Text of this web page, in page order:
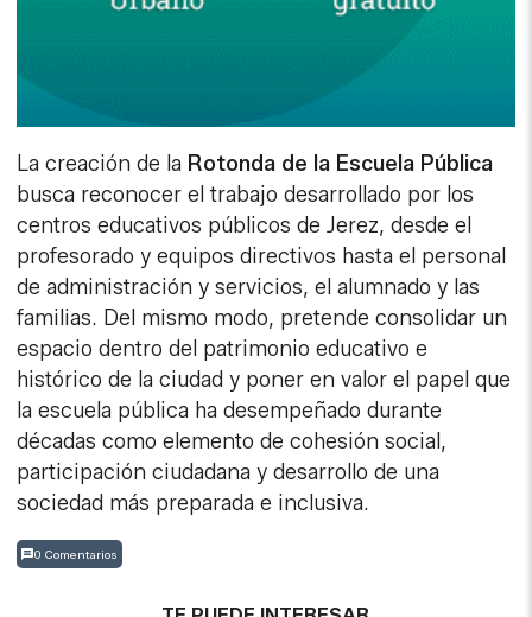
La creación de la Rotonda de la Escuela Pública
busca reconocer el trabajo desarrollado por los
centros educativos públicos de Jerez, desde el
profesorado y equipos directivos hasta el personal
de administración y servicios, el alumnado y las
familias. Del mismo modo, pretende consolidar un
espacio dentro del patrimonio educativo e
histórico de la ciudad y poner en valor el papel que
la escuela pública ha desempeñado durante
décadas como elemento de cohesión social,
participación ciudadana y desarrollo de una
sociedad más preparada e inclusiva.
0 Comentarios